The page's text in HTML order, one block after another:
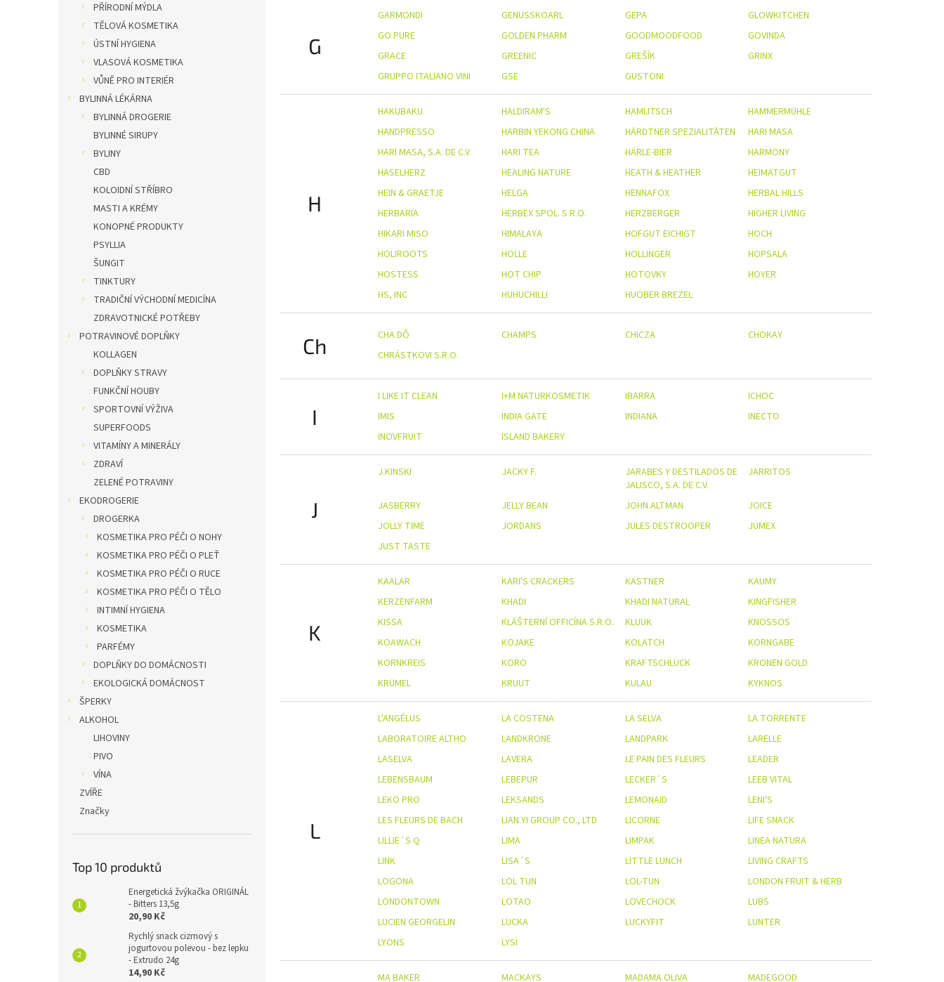
PŘÍRODNÍ MÝDLA
TĚLOVÁ KOSMETIKA
ÚSTNÍ HYGIENA
VLASOVÁ KOSMETIKA
VŮNĚ PRO INTERIÉR
BYLINNÁ LÉKÁRNA
BYLINNÁ DROGERIE
BYLINNÉ SIRUPY
BYLINY
CBD
KOLOIDNÍ STŘÍBRO
MASTI A KRÉMY
KONOPNÉ PRODUKTY
PSYLLIA
ŠUNGIT
TINKTURY
TRADIČNÍ VÝCHODNÍ MEDICÍNA
ZDRAVOTNICKÉ POTŘEBY
POTRAVINOVÉ DOPLŇKY
KOLLAGEN
DOPLŇKY STRAVY
FUNKČNÍ HOUBY
SPORTOVNÍ VÝŽIVA
SUPERFOODS
VITAMÍNY A MINERÁLY
ZDRAVÍ
ZELENÉ POTRAVINY
EKODROGERIE
DROGERKA
KOSMETIKA PRO PÉČI O NOHY
KOSMETIKA PRO PÉČI O PLEŤ
KOSMETIKA PRO PÉČI O RUCE
KOSMETIKA PRO PÉČI O TĚLO
INTIMNÍ HYGIENA
KOSMETIKA
PARFÉMY
DOPLŇKY DO DOMÁCNOSTI
EKOLOGICKÁ DOMÁCNOST
ŠPERKY
ALKOHOL
LIHOVINY
PIVO
VÍNA
ZVÍŘE
Značky
Top 10 produktů
Energetická žvýkačka ORIGINÁL
- Bitters 13,5g
20,90 Kč
Rychlý snack cizrnový s
jogurtovou polevou - bez lepku
- Extrudo 24g
14,90 Kč
G
GARMONDI GENUSSKOARL GEPA
GLOWKITCHEN
GO PURE
GOLDEN PHARM GOODMOODFOOD
GOVINDA
GRACE
GREENIC GREŠÍK
GRINX
GRUPPO ITALIANO VINI
GSE GUSTONI
H
HAKUBAKU HALDIRAM'S HAMLITSCH
HAMMERMÜHLE
HANDPRESSO
HARBIN YEKONG CHINA HÄRDTNER SPEZIALITÄTEN
HARI MASA
HARI MASA, S.A. DE C.V.
HARI TEA HÄRLE-BIER
HARMONY
HASELHERZ
HEALING NATURE HEATH & HEATHER
HEIMATGUT
HEIN & GRAETJE
HELGA HENNAFOX
HERBAL HILLS
HERBARIA
HERBEX SPOL. S R.O. HERZBERGER
HIGHER LIVING
HIKARI MISO
HIMALAYA HOFGUT EICHIGT
HOCH
HOLIROOTS
HOLLE HOLLINGER
HOPSALA
HOSTESS
HOT CHIP HOTOVKY
HOYER
HS, INC
HUHUCHILLI HUOBER BREZEL
Ch CHA DÔ CHAMPS CHICZA
CHOKAY
CHRÁSTKOVI S.R.O.
I
I LIKE IT CLEAN I+M NATURKOSMETIK IBARRA
ICHOC
IMIS
INDIA GATE INDIANA
INECTO
INOVFRUIT
ISLAND BAKERY
J
J.KINSKI JACKY F.
JARABES Y DESTILADOS DE
JALISCO, S.A. DE C.V.
JARRITOS
JASBERRY JELLY BEAN JOHN ALTMAN
JOICE
JOLLY TIME
JORDANS JULES DESTROOPER
JUMEX
JUST TASTE
K
KAALAR KARI'S CRACKERS KASTNER
KAUMY
KERZENFARM
KHADI KHADI NATURAL
KINGFISHER
KISSA
KLÁŠTERNÍ OFFICÍNA S.R.O. KLUUK
KNOSSOS
KOAWACH
KOJAKE KOLATCH
KORNGABE
KORNKREIS
KORO KRAFTSCHLUCK
KRONEN GOLD
KRÜMEL
KRUUT KULAU KYKNOS
L
L'ANGÉLUS LA COSTENA LA SELVA
LA TORRENTE
LABORATOIRE ALTHO
LANDKRONE LANDPARK
LARELLE
LASELVA
LAVERA LE PAIN DES FLEURS
LEADER
LEBENSBAUM
LEBEPUR LECKER´S
LEEB VITAL
LEKO PRO
LEKSANDS LEMONAID
LENI'S
LES FLEURS DE BACH
LIAN YI GROUP CO., LTD LICORNE
LIFE SNACK
LILLIE´S Q
LIMA LIMPAK
LINEA NATURA
LINK
LISA´S LITTLE LUNCH
LIVING CRAFTS
LOGONA
LOL TUN LOL-TUN
LONDON FRUIT & HERB
LONDONTOWN
LOTAO LOVECHOCK
LUBS
LUCIEN GEORGELIN
LUCKA LUCKYFIT
LUNTER
LYONS
LYSI
MA BAKER MACKAYS MADAMA OLIVA MADEGOOD